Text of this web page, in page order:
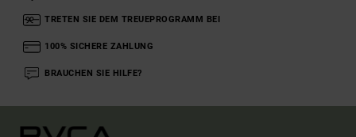
TRETEN SIE DEM TREUEPROGRAMM BEI
100% SICHERE ZAHLUNG
BRAUCHEN SIE HILFE?